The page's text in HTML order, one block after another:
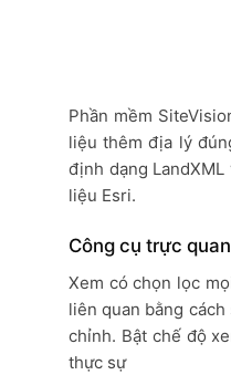
Phần mềm
liệu thêm địa lý
định dạng
liệu Esri.
Công cụ trực
Xem có chọn lọc
liên quan bằng
chỉnh. Bật chế độ
thực sự